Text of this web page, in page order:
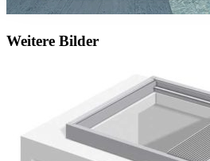
Weitere Bilder